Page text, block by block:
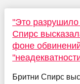
"Это
Спирс
фоне
Бритни Спирс